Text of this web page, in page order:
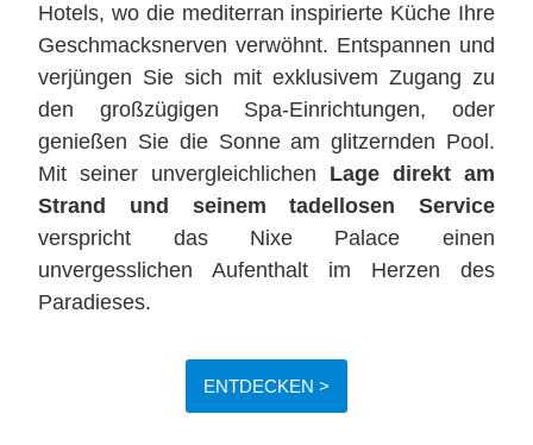
Hotels, wo die mediterran inspirierte Küche Ihre
Geschmacksnerven verwöhnt. Entspannen und
verjüngen Sie sich mit exklusivem Zugang zu
den großzügigen Spa-Einrichtungen, oder
genießen Sie die Sonne am glitzernden Pool.
Mit seiner unvergleichlichen Lage direkt am
Strand und seinem tadellosen Service
verspricht das Nixe Palace einen
unvergesslichen Aufenthalt im Herzen des
Paradieses.
ENTDECKEN >